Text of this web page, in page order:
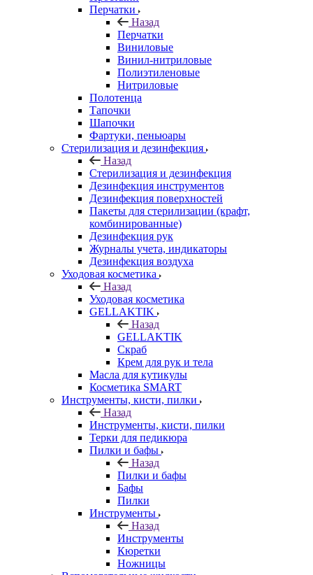
Перчатки
Назад
Перчатки
Виниловые
Винил-нитриловые
Полиэтиленовые
Нитриловые
Полотенца
Тапочки
Шапочки
Фартуки, пеньюары
Стерилизация и дезинфекция
Назад
Стерилизация и дезинфекция
Дезинфекция инструментов
Дезинфекция поверхностей
Пакеты для стерилизации (крафт,
комбинированные)
Дезинфекция рук
Журналы учета, индикаторы
Дезинфекция воздуха
Уходовая косметика
Назад
Уходовая косметика
GELLAKTIK
Назад
GELLAKTIK
Скраб
Крем для рук и тела
Масла для кутикулы
Косметика SMART
Инструменты, кисти, пилки
Назад
Инструменты, кисти, пилки
Терки для педикюра
Пилки и бафы
Назад
Пилки и бафы
Бафы
Пилки
Инструменты
Назад
Инструменты
Кюретки
Ножницы